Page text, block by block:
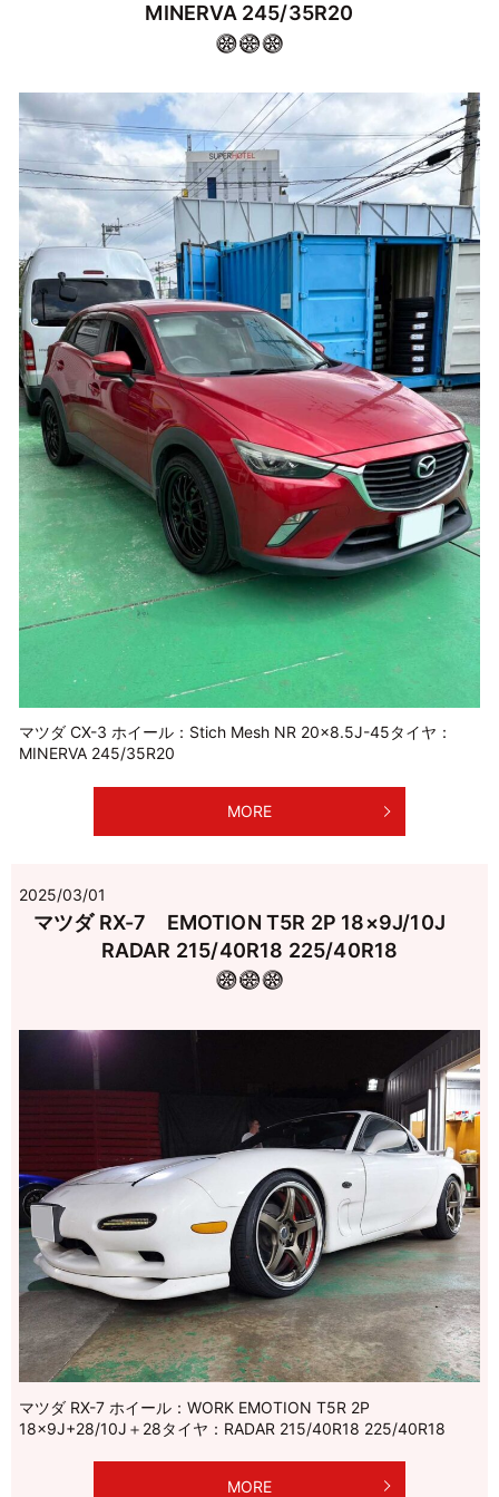
MINERVA 245/35R20
マツダ CX-3 ホイール：Stich Mesh NR 20×8.5J-45タイヤ：
MINERVA 245/35R20
MORE
2025/03/01
マツダ RX-7 EMOTION T5R 2P 18×9J/10J
RADAR 215/40R18 225/40R18
マツダ RX-7 ホイール：WORK EMOTION T5R 2P
18×9J+28/10J＋28タイヤ：RADAR 215/40R18 225/40R18
MORE